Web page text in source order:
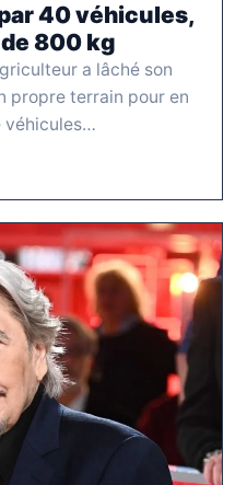
40 véhicules,
800 kg
a lâché son
propre terrain pour en
véhicules…